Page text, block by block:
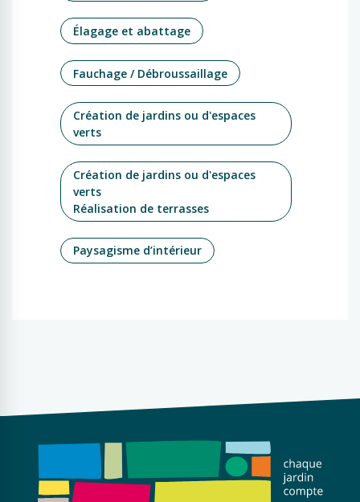
Élagage et abattage
Fauchage / Débroussaillage
Création de jardins ou d'espaces
verts
Création de jardins ou d'espaces
verts
Réalisation de terrasses
Paysagisme d’intérieur